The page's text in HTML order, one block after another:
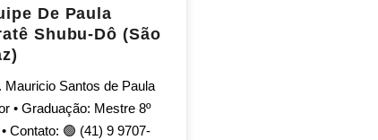
De Paula
Shubu-Dô (São
Mauricio Santos de Paula
• Graduação: Mestre 8º
Contato: 🟢 (41) 9 9707-